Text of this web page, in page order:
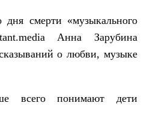
смерти «музыкального
Анна Зарубина
о любви, музыке
всего понимают дети